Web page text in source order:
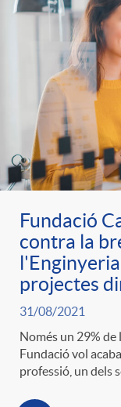
Fundació
contra la
projectes
31/08/2021
Només un 29%
Fundació vol
professió, un dels